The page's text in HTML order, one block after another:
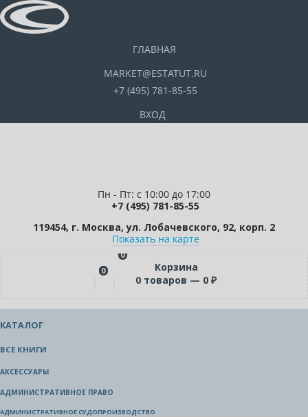
ГЛАВНАЯ
MARKET@ESTATUT.RU
+7 (495) 781-85-55
ВХОД
Пн - Пт: с 10:00 до 17:00
+7 (495) 781-85-55
119454, г. Москва, ул. Лобачевского, 92, корп. 2
Показать на карте
0
0
Корзина
0 товаров — 0 ₽
КАТАЛОГ
ВСЕ КНИГИ
АКСЕССУАРЫ
АДМИНИСТРАТИВНОЕ ПРАВО
АДМИНИСТРАТИВНОЕ СУДОПРОИЗВОДСТВО